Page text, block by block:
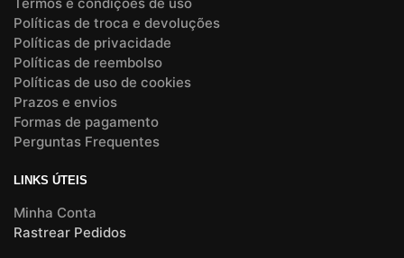
Políticas de troca e devoluções
Políticas de privacidade
Políticas de reembolso
Políticas de uso de cookies
Prazos e envios
Formas de pagamento
Perguntas Frequentes
LINKS ÚTEIS
Minha Conta
Rastrear Pedidos